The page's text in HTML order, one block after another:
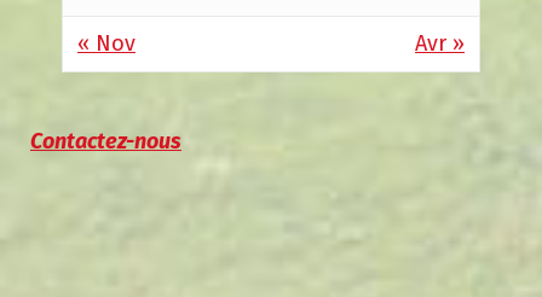
« Nov Avr »
Contactez-nous